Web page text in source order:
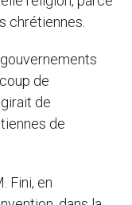
chrétiennes.
de
de
de
Fini, en